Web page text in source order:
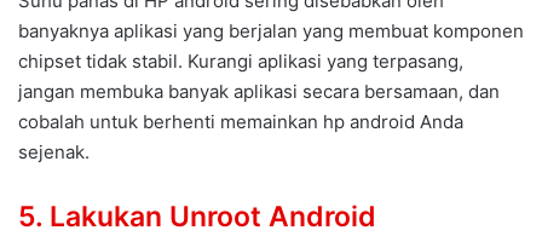
banyaknya aplikasi yang berjalan yang membuat komponen
chipset tidak stabil. Kurangi aplikasi yang terpasang,
jangan membuka banyak aplikasi secara bersamaan, dan
cobalah untuk berhenti memainkan hp android Anda
sejenak.
5. Lakukan Unroot Android